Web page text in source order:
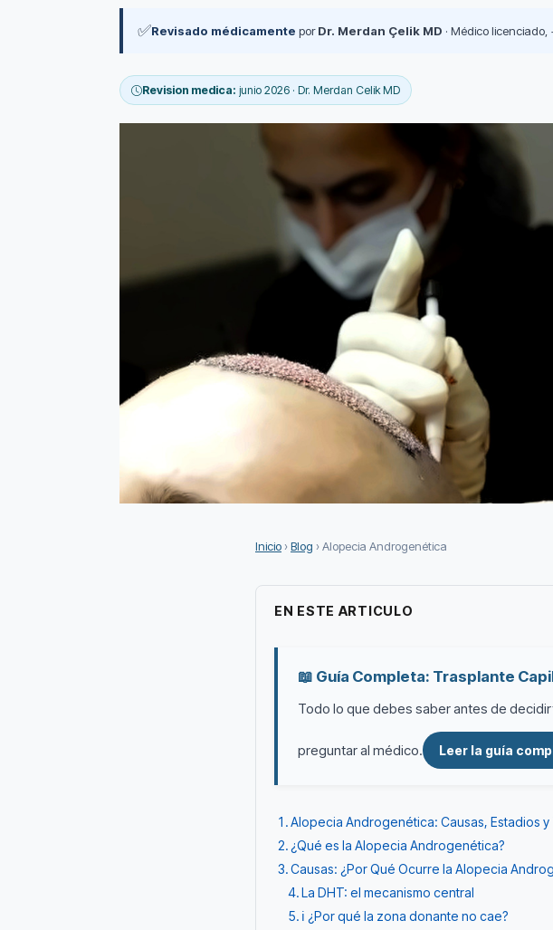
✅Revisado médicamente porDr. Merdan Çelik MD · Médico
Revision medica: junio 2026 · Dr. Merdan Celik MD
Inicio › Blog › Alopecia Androgenética
EN ESTE ARTICULO
📖 Guía Completa: Trasplante
Todo lo que debes saber antes de
preguntar al médico. Leer la guía
Alopecia Androgenética: Causas, Estadios
¿Qué es la Alopecia Androgenética?
Causas: ¿Por Qué Ocurre la Alopecia
La DHT: el mecanismo central
ℹ️ ¿Por qué la zona donante no cae?